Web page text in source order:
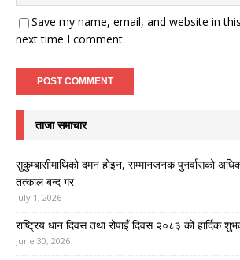
Save my name, email, and website in
next time I comment.
ताजा समाचार
सुकुम्बासीमाथिको दमन होइन, सम्मानजनक पुनर्वासको
तत्काल बन्द गर
July 1, 2026
राष्ट्रिय धान दिवस तथा रोपाइँ दिवस २०८३ को हार्दिक
June 30, 2026